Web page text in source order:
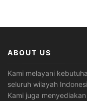
ABOUT US
Kami melayani
seluruh wilayah
Kami juga